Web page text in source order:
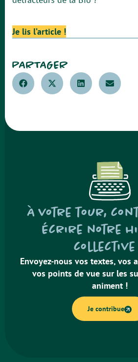
Je lis l’article !
PARTAGER
À votre tour,
écrire notre
Envoyez-nous vos textes, vos
vos points de vue sur les
animent !
Je contribue